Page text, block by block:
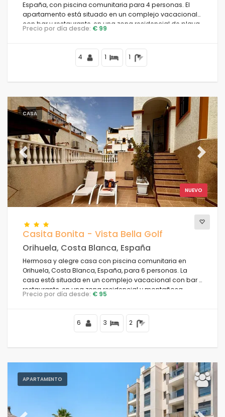
España, con piscina comunitaria para 4 personas. El
apartamento está situado en un complejo vacacional
con bar y restaurante, en una zona residencial de playa,
cerca de tiendas y supermercados, a 25 m de la playa
Precio por día desde: € 99
4 1 1
CASA
NUEVO
Previous Next
Casita Bonita - Vista Bella Golf
Orihuela, Costa Blanca, España
Hermosa y alegre casa con piscina comunitaria en
Orihuela, Costa Blanca, España, para 6 personas. La
casa está situada en un complejo vacacional con bar y
restaurante, en una zona residencial y montañosa,
cerca de tiendas y supermercados.
Precio por día desde: € 95
6 3 2
APARTAMENTO